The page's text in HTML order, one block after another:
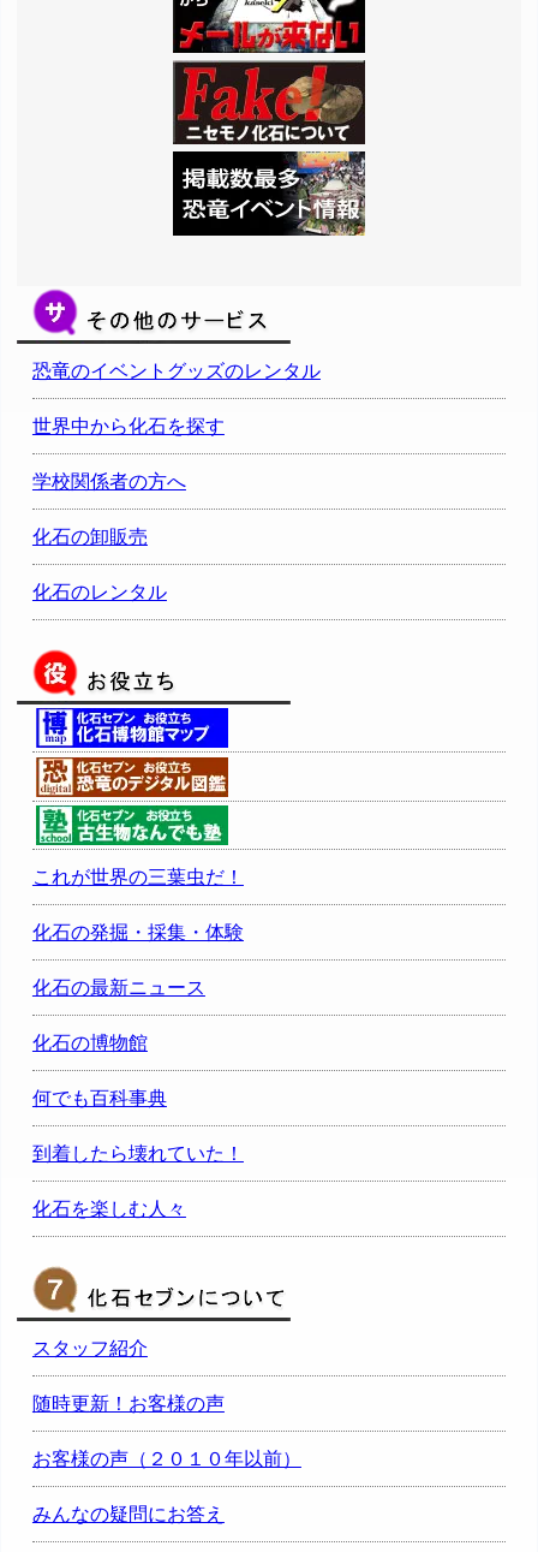
恐竜のイベントグッズのレンタル
世界中から化石を探す
学校関係者の方へ
化石の卸販売
化石のレンタル
これが世界の三葉虫だ！
化石の発掘・採集・体験
化石の最新ニュース
化石の博物館
何でも百科事典
到着したら壊れていた！
化石を楽しむ人々
スタッフ紹介
随時更新！お客様の声
お客様の声（２０１０年以前）
みんなの疑問にお答え